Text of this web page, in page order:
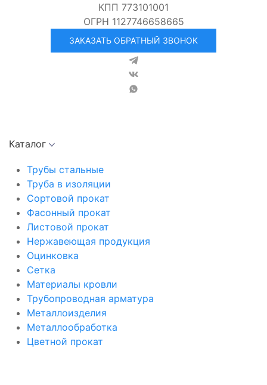
КПП 773101001
ОГРН 1127746658665
ЗАКАЗАТЬ ОБРАТНЫЙ ЗВОНОК
Каталог
Трубы стальные
Труба в изоляции
Сортовой прокат
Фасонный прокат
Листовой прокат
Нержавеющая продукция
Оцинковка
Сетка
Материалы кровли
Трубопроводная арматура
Металлоизделия
Металлообработка
Цветной прокат